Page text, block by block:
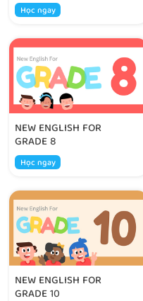
Học ngay
NEW ENGLISH FOR
GRADE 8
Học ngay
NEW ENGLISH FOR
GRADE 10